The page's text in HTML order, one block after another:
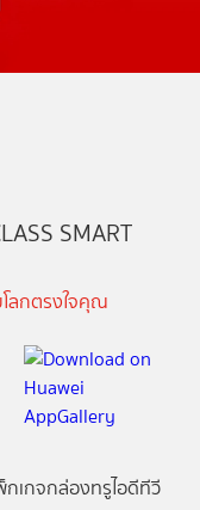
SMART
ลกตรงใจคุณ
กเกจกล่องทรูไอดีทีวี